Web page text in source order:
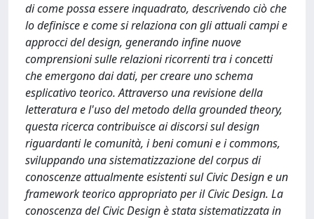
di come possa essere inquadrato, descrivendo ciò che
lo definisce e come si relaziona con gli attuali campi e
approcci del design, generando infine nuove
comprensioni sulle relazioni ricorrenti tra i concetti
che emergono dai dati, per creare uno schema
esplicativo teorico. Attraverso una revisione della
letteratura e l'uso del metodo della grounded theory,
questa ricerca contribuisce ai discorsi sul design
riguardanti le comunità, i beni comuni e i commons,
sviluppando una sistematizzazione del corpus di
conoscenze attualmente esistenti sul Civic Design e un
framework teorico appropriato per il Civic Design. La
conoscenza del Civic Design è stata sistematizzata in